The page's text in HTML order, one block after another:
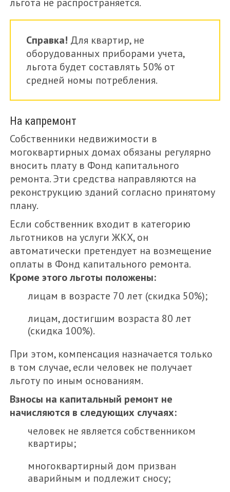
Справка! Для квартир, не
оборудованных приборами учета,
льгота будет составлять 50% от
средней номы потребления.
На капремонт
Собственники недвижимости в
могоквартирных домах обязаны регулярно
вносить плату в Фонд капитального
ремонта. Эти средства направляются на
реконструкцию зданий согласно принятому
плану.
Если собственник входит в категорию
льготников на услуги ЖКХ, он
автоматически претендует на возмещение
оплаты в Фонд капитального ремонта.
Кроме этого льготы положены:
лицам в возрасте 70 лет (скидка 50%);
лицам, достигшим возраста 80 лет
(скидка 100%).
При этом, компенсация назначается только
в том случае, если человек не получает
льготу по иным основаниям.
Взносы на капитальный ремонт не
начисляются в следующих случаях:
человек не является собственником
квартиры;
многоквартирный дом призван
аварийным и подлежит сносу;